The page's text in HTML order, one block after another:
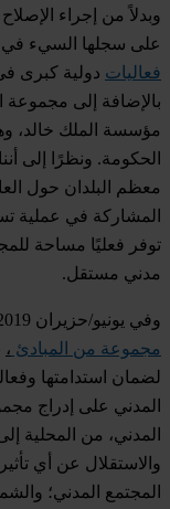
وبدلاً من إجراء
على سجلها السيء في
فعاليات دولية كبرى
مؤسسة الملك خالد،
الحكومة. ونظرًا إلى
معظم البلدان حول
المشاركة في عملية
توفر فعليًا مساحة
مدني مستقل.
وفي يونيو/حزيران 2019، أصدرت مجموعة العشرين للمجتمع المدني
مجموعة من المبادئ ،
لضمان استدامتها
المدني على إدراج
المدني، من المحلية
والاستقلال عن أي
المجتمع المدني؛